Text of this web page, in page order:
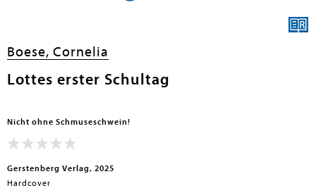
Boese, Cornelia
Lottes erster Schultag
Nicht ohne Schmuseschwein!
Gerstenberg Verlag, 2025
Hardcover